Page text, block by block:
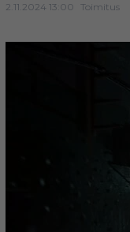
2.11.2024 13:00 Toimitus